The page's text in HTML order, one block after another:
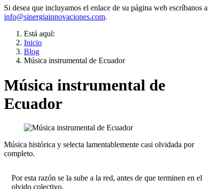
Si desea que incluyamos el enlace de su página web escríbanos a
info@sinergiainnovaciones.com.
Está aquí:
Inicio
Blog
Música instrumental de Ecuador
Música instrumental de
Ecuador
Música histórica y selecta lamentablemente casi olvidada por
completo.
Por esta razón se la sube a la red, antes de que terminen en el
olvido colectivo.